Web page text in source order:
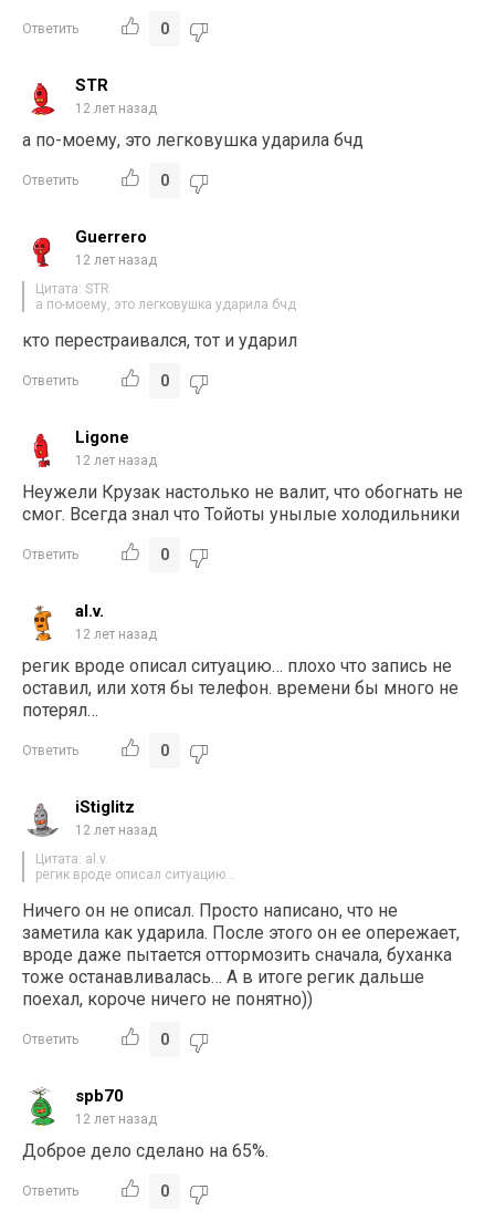
Ответить 0
STR
12 лет назад
а по-моему, это легковушка ударила бчд
Ответить 0
Guerrero
12 лет назад
Цитата: STR
а по-моему, это легковушка ударила бчд
кто перестраивался, тот и ударил
Ответить 0
Ligone
12 лет назад
Неужели Крузак настолько не валит, что обогнать не
смог. Всегда знал что Тойоты унылые холодильники
Ответить 0
al.v.
12 лет назад
регик вроде описал ситуацию… плохо что запись не
оставил, или хотя бы телефон. времени бы много не
потерял…
Ответить 0
iStiglitz
12 лет назад
Цитата: al.v.
регик вроде описал ситуацию…
Ничего он не описал. Просто написано, что не
заметила как ударила. После этого он ее опережает,
вроде даже пытается оттормозить сначала, буханка
тоже останавливалась… А в итоге регик дальше
поехал, короче ничего не понятно))
Ответить 0
spb70
12 лет назад
Доброе дело сделано на 65%.
Ответить 0